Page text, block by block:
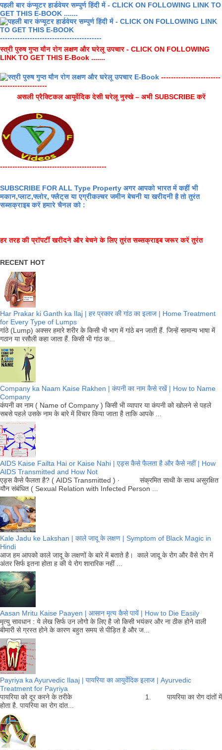
पहली बार कंप्यूटर हार्डवेयर सम्पुर्ण हिंदी में - CLICK ON FOLLOWING LINK TO
GET THIS E-BOOK .......
-----------------------------------------
स्त्री पुरुष गुप्त यौन रोग लक्षण और घरेलू उपचार - CLICK ON FOLLOWING
LINK TO GET THIS E-Book .......
------------------------
-------------------
असली प्रैक्टिकल आयुर्वेदिक देसी घरेलू नुस्खे – अभी SUBSCRIBE करें
-------------------------------------------
SUBSCRIBE FOR ALL Type Property अगर आपको भारत में कहीं भी
मकान,प्लाट,फ्लोर, फ्लैट्स या एग्रीकल्चर जमीन बेचनी या खरीदनी है तो तुरंत
सब्सक्राइब करें हमारे चैनल को :
हर तरह की प्रॉपर्टी खरीदने और बेचने के लिए तुरंत सब्सक्राइब जरूर करें तुरंत
RECENT HOT
Har Prakar ki Ganth ka Ilaj | हर प्रकार की गांठ का इलाज | Home Treatment
for Every Type of Lumps
गांठे (Lump) अक्सर हमारे शरीर के किसी भी भाग में गांठे बन जाती हैं. जिन्हें सामान्य भाषा में
गठान या रसौली कहा जाता हैं. किसी भी गांठ क...
Company ka Naam Kaise Rakhen | कंपनी का नाम कैसे रखें | How to Name
Company
कंपनी का नाम ( Name of Company ) किसी भी व्यापार या कंपनी को खोलने से पहले
सबसे पहले उसके नाम के बारे में विचार किया जाता है ताकि आपके ...
AIDS Kaise Failta Hai or Kaise Nahi | एड्स कैसे फैलता है और कैसे नहीं | How
AIDS Transmitted and How Not
एड्स कैसे फैलता है? ( AIDS Transmitted ) · संक्रमित साथी के साथ असुरक्षित
यौन संबंधित ( Sexual Relation with Infected Person ...
Kale Jadu ke Lakshan | काले जादू के लक्षण | Symptom of Black Magic in
Hindi
आज हम आपको काले जादू के लक्षणों के बारे में बताते है। काले जादू के रोग और वैसे रोग में
अंतर सिर्फ इतना होता ह की ये रोग शारारिक नहीं ...
Aasan Mritu Kaise Paayen | आसान मृत्य कैसे पायें | How to Die Easily
मृत्यु सावधान : ये लेख सिर्फ उन लोगो के लिए है जो किसी भयंकर और ना ठीक होने वाली
बीमारी से ग्रस्त होने के कारण बहुत समय से पीड़ित है और ज...
Payriya ka Ayurvedic Ilaaj | पायरिया का आयुर्वेदिक इलाज | Ayurvedic
Treatment for Payriya
पायरिया को दूर करने के तरीके 1. पायरिया का रोग दांतों में
होता है. पायरिया का रोग दांत...